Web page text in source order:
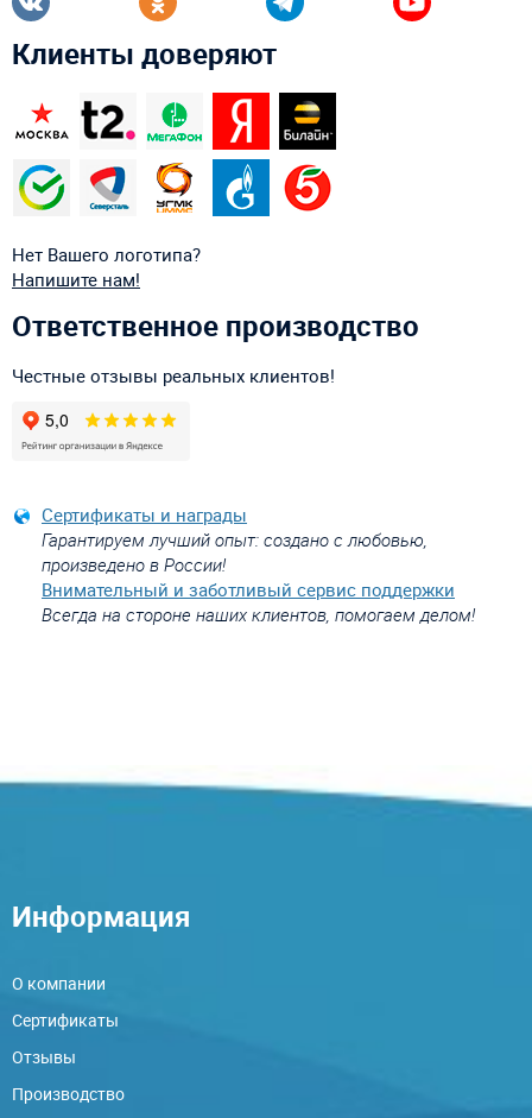
Клиенты доверяют
Нет Вашего логотипа?
Напишите нам!
Ответственное производство
Честные отзывы реальных клиентов!
Сертификаты и награды
Гарантируем лучший опыт: создано с любовью,
произведено в России!
Внимательный и заботливый сервис поддержки
Всегда на стороне наших клиентов, помогаем делом!
Информация
О компании
Сертификаты
Отзывы
Производство